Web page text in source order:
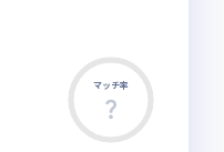
マッチ率